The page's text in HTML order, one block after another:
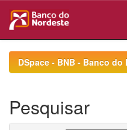
navigationDSpace - BNB - Banco
Pesquisar